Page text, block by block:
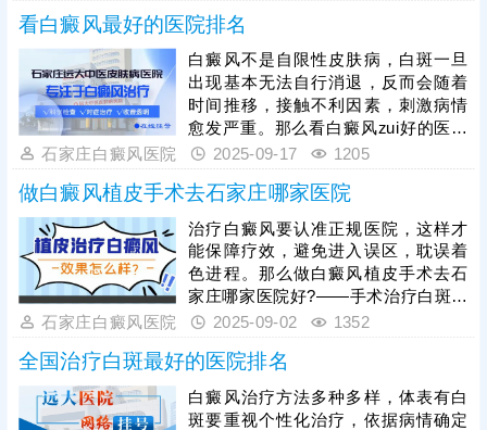
甲医院和专科医院费用差多少?不同医
院的检查、治疗方法定价不一样，患
者病情不一样，复色所需时间有长有
短，治疗花销因人而异。治白癜风可
以到石家庄远大医院，专攻白斑诊
治，收费公正透明，得到患者信赖。
看白癜风最好的医院排名
白癜风不是自限性皮肤病，白斑一旦
出现基本无法自行消退，反而会随着
时间推移，接触不利因素，刺激病情
愈发严重。那么看白癜风zui好的医院
排名哪些好?——河北地区治白癜风，
远大中医皮肤病医院有丰富经验，诊
疗设备全，治疗技术成熟，具有祛白
优势。
石家庄白癜风医院 2025-09-17 1205
做白癜风植皮手术去石家庄哪家医院
治疗白癜风要认准正规医院，这样才
能保障疗效，避免进入误区，耽误着
色进程。那么做白癜风植皮手术去石
家庄哪家医院好?——手术治疗白斑包
括传统的植皮手术，也有新型的黑色
医院引进了成熟的黑色素移植技术，
配备无菌手术室，一人一消毒，祛白
恢复快，得到更多患者青睐。
石家庄白癜风医院 2025-09-02 1352
全国治疗白斑最好的医院排名
白癜风治疗方法多种多样，体表有白
斑要重视个性化治疗，依据病情确定